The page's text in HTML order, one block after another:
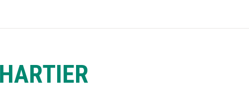
À LA POINTE DE LA PROFESSION